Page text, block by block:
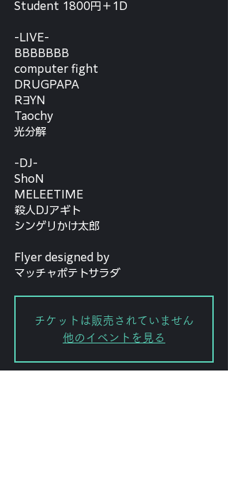
Student 1800円＋1D
-LIVE-
BBBBBBB
computer fight
DRUGPAPA
RƎYN
Taochy
光分解
-DJ-
ShoN
MELEETIME
殺人DJアギト
シンゲリかけ太郎
Flyer designed by
マッチャポテトサラダ
チケットは販売されていません
他のイベントを見る